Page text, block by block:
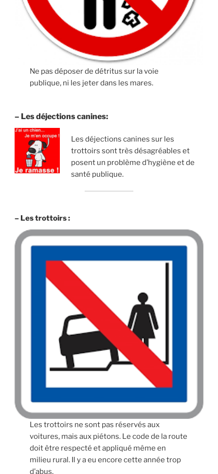
Ne pas déposer de détritus sur la voie
publique, ni les jeter dans les mares.
– Les déjections canines:
Les déjections canines sur les
trottoirs sont très désagréables et
posent un problème d’hygiène et de
santé publique.
– Les trottoirs :
Les trottoirs ne sont pas réservés aux
voitures, mais aux piétons. Le code de la route
doit être respecté et appliqué même en
milieu rural. Il y a eu encore cette année trop
d’abus.